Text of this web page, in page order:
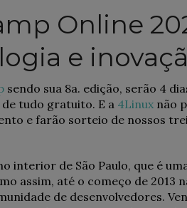
Online
e
sendo sua 8a. edição, serão 4
tudo gratuito. E a 4Linux não
e farão sorteio de nossos
interior de São Paulo, que é
assim, até o começo de 2013
de desenvolvedores.